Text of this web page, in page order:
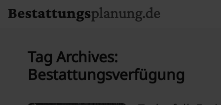
Tag Archives:
Bestattungsverfügung